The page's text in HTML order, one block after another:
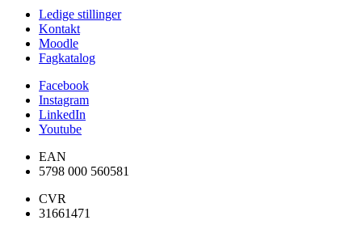
Ledige stillinger
Kontakt
Moodle
Fagkatalog
Facebook
Instagram
LinkedIn
Youtube
EAN
5798 000 560581
CVR
31661471